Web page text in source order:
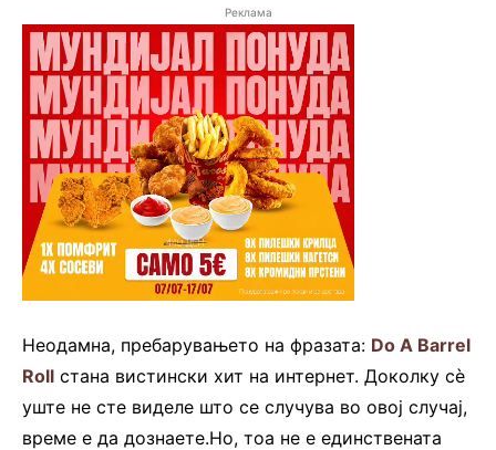
Реклама
Неодамна, пребарувањето на фразата: Do A Barrel
Roll стана вистински хит на интернет. Доколку сè
уште не сте виделе што се случува во овој случај,
време е да дознаете.Но, тоа не е единствената